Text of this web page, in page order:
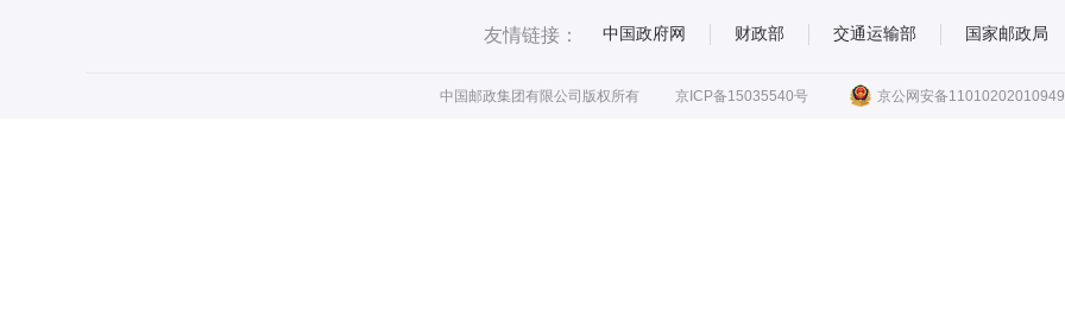
友情链接： 中国政府网 财政部 交通运输部 国家邮政局
中国邮政集团有限公司版权所有 京ICP备15035540号 京公网安备11010202010949